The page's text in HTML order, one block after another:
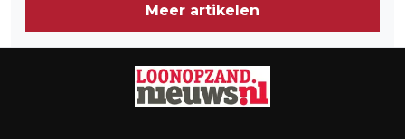
Meer artikelen